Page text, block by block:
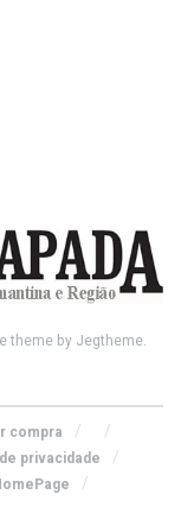
theme by Jegtheme.
compra
privacidade